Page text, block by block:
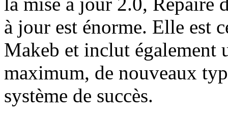
à jour est énorme. Elle est
Makeb et inclut également
maximum, de nouveaux
système de succès.